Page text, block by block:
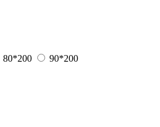
80*200
90*200